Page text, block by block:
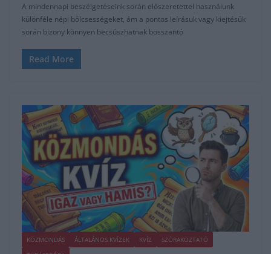
A mindennapi beszélgetéseink során előszeretettel használunk
különféle népi bölcsességeket, ám a pontos leírásuk vagy kiejtésük
során bizony könnyen becsúszhatnak bosszantó
Read More
KÖZMONDÁS ÁLTALÁNOS KVÍZEK KVÍZ
SZÓRAKOZTATÓ